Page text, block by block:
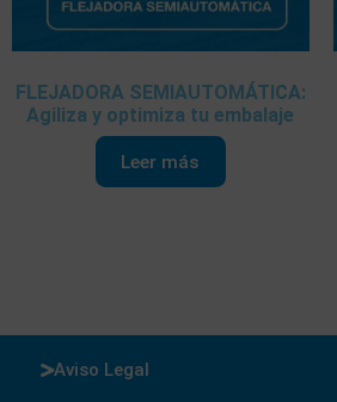
FLEJADORA SEMIAUTOMÁTICA:
Agiliza y optimiza tu embalaje
Leer más
Aviso Legal